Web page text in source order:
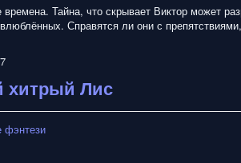
Тайна, что скрывает Виктор может
Справятся ли они с
хитрый Лис
фэнтези